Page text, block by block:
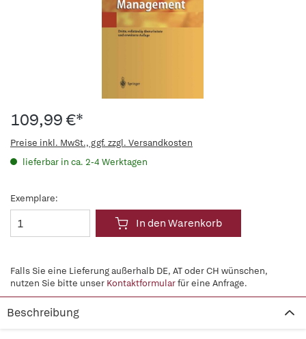
109,99 €*
Preise inkl. MwSt., ggf. zzgl. Versandkosten
lieferbar in ca. 2-4 Werktagen
Exemplare:
In den Warenkorb
Falls Sie eine Lieferung außerhalb DE, AT oder CH wünschen,
nutzen Sie bitte unser Kontaktformularfür eine Anfrage.
Beschreibung